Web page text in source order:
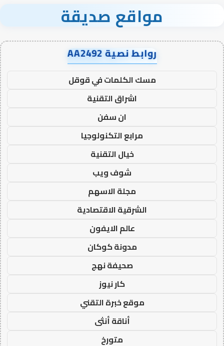
مواقع صديقة
روابط نصية AA2492
مسك الكلمات في قوقل
اشراق التقنية
ان سفن
مرابع التكنولوجيا
خيال التقنية
شوف ويب
مجلة الاسهم
الشرقية الاقتصادية
عالم الايفون
مدونة كوكان
صحيفة نهج
كار نيوز
موقع خبرة التقني
أناقة أنثى
متورخ